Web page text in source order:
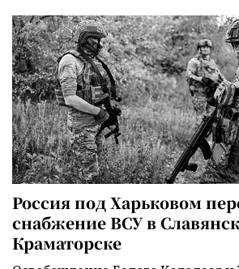
Россия под Харьковом
снабжение ВСУ в
Краматорске